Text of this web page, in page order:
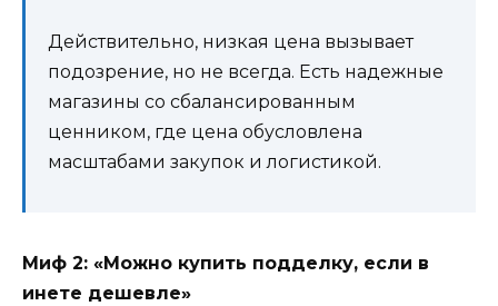
Действительно, низкая цена вызывает
подозрение, но не всегда. Есть надежные
магазины со сбалансированным
ценником, где цена обусловлена
масштабами закупок и логистикой.
Миф 2: «Можно купить подделку, если в
инете дешевле»